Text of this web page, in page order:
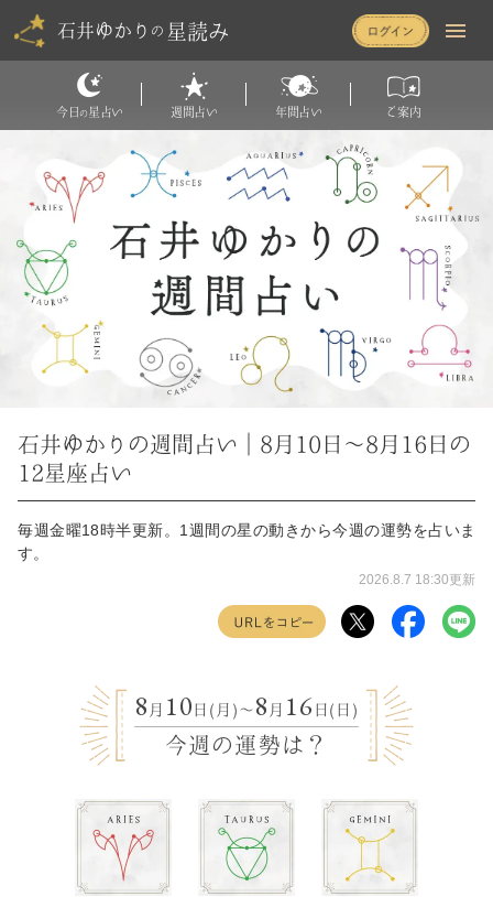
石井ゆかり の 星読み
今日の 星占い 週間占い 年間占い ご案内
石井ゆかりの週間占い｜8月10日〜8月16日の
12星座占い
毎週金曜18時半更新。1週間の星の動きから今週の運勢を占いま
す。
2026.8.7 18:30更新
8 月 10 日(月) 〜 8 月 16 日(日)
今週の運勢は？